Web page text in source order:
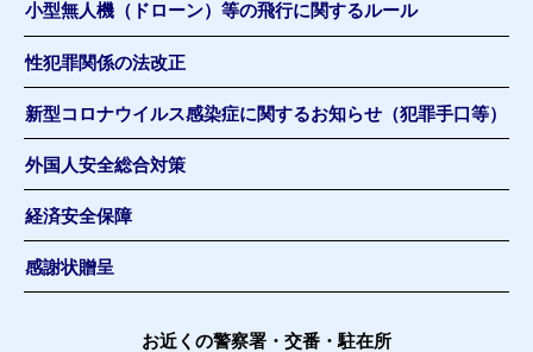
小型無人機（ドローン）等の飛行に関するルール
性犯罪関係の法改正
新型コロナウイルス感染症に関するお知らせ（犯罪手口等）
外国人安全総合対策
経済安全保障
感謝状贈呈
お近くの警察署・交番・駐在所